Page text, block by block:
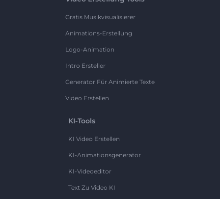
Gratis Musikvisualisierer
Animations-Erstellung
Logo-Animation
Intro Ersteller
Generator Für Animierte Texte
Video Erstellen
KI-Tools
KI Video Erstellen
KI-Animationsgenerator
KI-Videoeditor
Text Zu Video KI